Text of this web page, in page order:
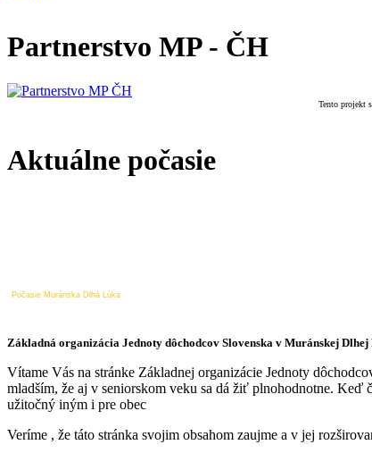
Partnerstvo MP - ČH
Tento projekt
Aktuálne počasie
Počasie Muránska Dlhá Lúka
Základná organizácia Jednoty dôchodcov Slovenska v Muránskej Dlhej
Vítame Vás na stránke Základnej organizácie Jednoty
mladším, že aj v seniorskom veku sa dá žiť plnohodnotne. Keď
užitočný iným i pre obec
Veríme , že táto stránka svojim obsahom zaujme a v jej